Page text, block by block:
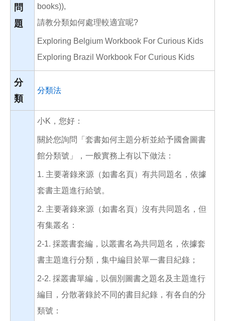
問
題
books)),
請教分類如何處理較適宜呢?
Exploring Belgium Workbook For Curious Kids
Exploring Brazil Workbook For Curious Kids
分
類
分類法
小K，您好：
關於您詢問「套書如何主題分析並給予國會圖書
館分類號」，一般實務上有以下做法：
1. 主要著錄來源（如書名頁）有共同題名，依據
套書主題進行給號。
2. 主要著錄來源（如書名頁）沒有共同題名，但
有集叢名：
2-1. 採叢書套編，以叢書名為共同題名，依據套
書主題進行分類，集中編目於單一書目紀錄；
2-2. 採叢書單編，以個別圖書之題名及主題進行
編目，分散著錄於不同的書目紀錄，有各自的分
類號：